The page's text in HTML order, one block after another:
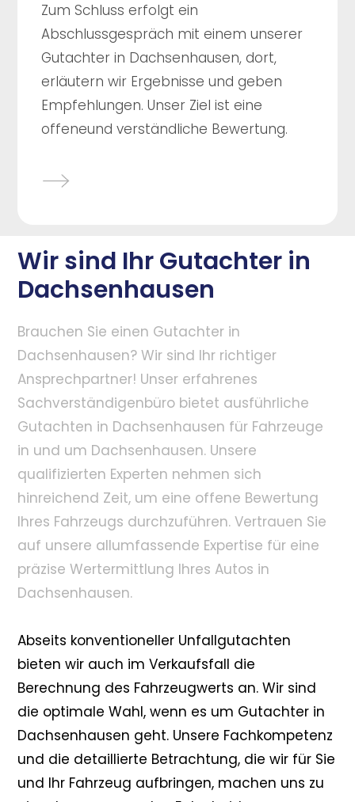
Zum Schluss erfolgt ein
Abschlussgespräch mit einem unserer
Gutachter in Dachsenhausen, dort,
erläutern wir Ergebnisse und geben
Empfehlungen. Unser Ziel ist eine
offeneund verständliche Bewertung.
Wir sind Ihr Gutachter in
Dachsenhausen
Brauchen Sie einen Gutachter in
Dachsenhausen? Wir sind Ihr richtiger
Ansprechpartner! Unser erfahrenes
Sachverständigenbüro bietet ausführliche
Gutachten in Dachsenhausen für Fahrzeuge
in und um Dachsenhausen. Unsere
qualifizierten Experten nehmen sich
hinreichend Zeit, um eine offene Bewertung
Ihres Fahrzeugs durchzuführen. Vertrauen Sie
auf unsere allumfassende Expertise für eine
präzise Wertermittlung Ihres Autos in
Dachsenhausen.
Abseits konventioneller Unfallgutachten
bieten wir auch im Verkaufsfall die
Berechnung des Fahrzeugwerts an. Wir sind
die optimale Wahl, wenn es um Gutachter in
Dachsenhausen geht. Unsere Fachkompetenz
und die detaillierte Betrachtung, die wir für Sie
und Ihr Fahrzeug aufbringen, machen uns zu